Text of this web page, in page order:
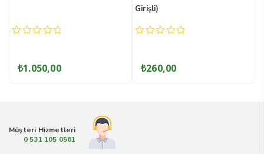
5₺260,00
5₺1.050,00
Müşteri Hizmetleri
0 531 105 0561